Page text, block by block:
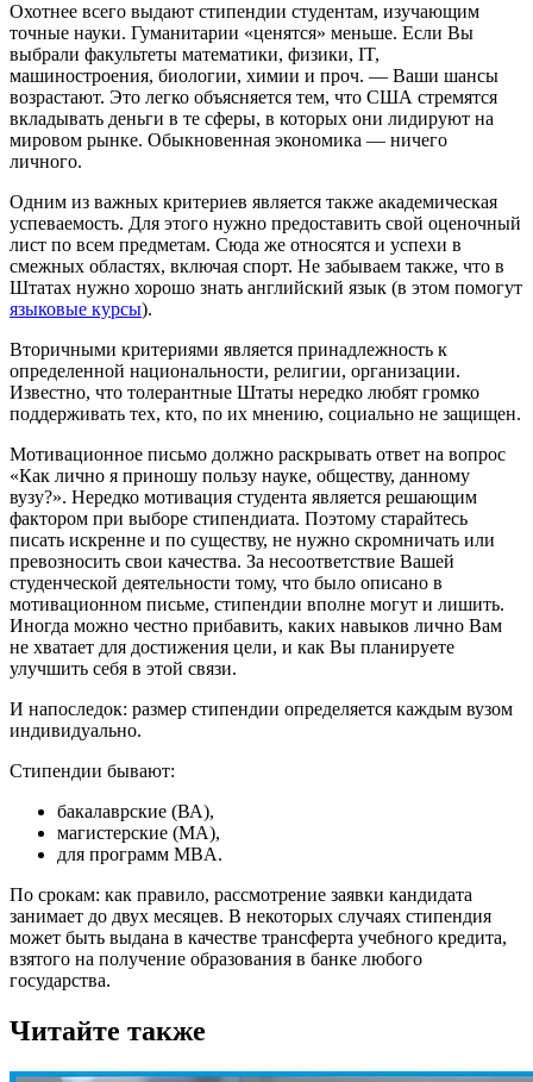
Охотнее всего выдают стипендии студентам, изучающим
точные науки. Гуманитарии «ценятся» меньше. Если Вы
выбрали факультеты математики, физики, IT,
машиностроения, биологии, химии и проч. — Ваши шансы
возрастают. Это легко объясняется тем, что США стремятся
вкладывать деньги в те сферы, в которых они лидируют на
мировом рынке. Обыкновенная экономика — ничего
личного.
Одним из важных критериев является также академическая
успеваемость. Для этого нужно предоставить свой оценочный
лист по всем предметам. Сюда же относятся и успехи в
смежных областях, включая спорт. Не забываем также, что в
Штатах нужно хорошо знать английский язык (в этом помогут
языковые курсы).
Вторичными критериями является принадлежность к
определенной национальности, религии, организации.
Известно, что толерантные Штаты нередко любят громко
поддерживать тех, кто, по их мнению, социально не защищен.
Мотивационное письмо должно раскрывать ответ на вопрос
«Как лично я приношу пользу науке, обществу, данному
вузу?». Нередко мотивация студента является решающим
фактором при выборе стипендиата. Поэтому старайтесь
писать искренне и по существу, не нужно скромничать или
превозносить свои качества. За несоответствие Вашей
студенческой деятельности тому, что было описано в
мотивационном письме, стипендии вполне могут и лишить.
Иногда можно честно прибавить, каких навыков лично Вам
не хватает для достижения цели, и как Вы планируете
улучшить себя в этой связи.
И напоследок: размер стипендии определяется каждым вузом
индивидуально.
Стипендии бывают:
бакалаврские (ВА),
магистерские (МА),
для программ MBA.
По срокам: как правило, рассмотрение заявки кандидата
занимает до двух месяцев. В некоторых случаях стипендия
может быть выдана в качестве трансферта учебного кредита,
взятого на получение образования в банке любого
государства.
Читайте также